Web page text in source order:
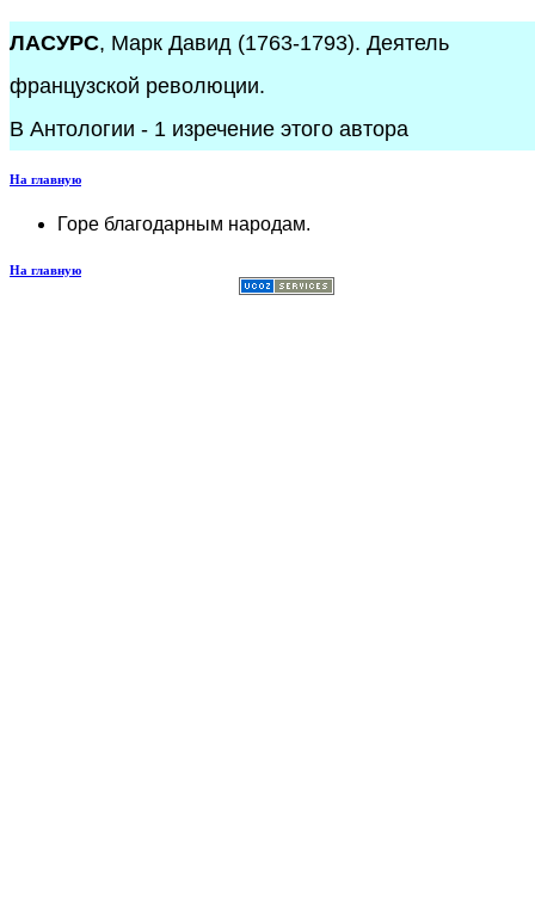
ЛАСУРС, Марк Давид (1763-1793). Деятель
французской революции.
В Антологии - 1 изречение этого автора
На главную
Горе благодарным народам.
На главную